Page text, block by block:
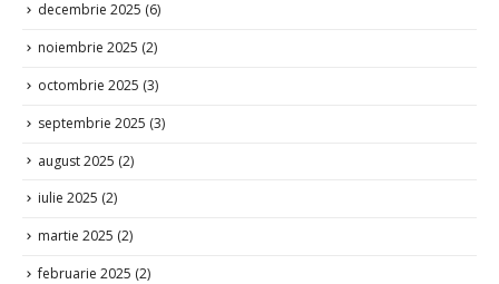
decembrie 2025 (6)
noiembrie 2025 (2)
octombrie 2025 (3)
septembrie 2025 (3)
august 2025 (2)
iulie 2025 (2)
martie 2025 (2)
februarie 2025 (2)